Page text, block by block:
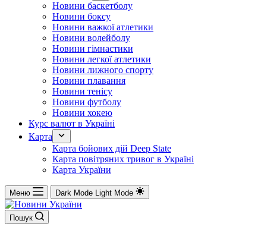
Новини баскетболу
Новини боксу
Новини важкої атлетики
Новини волейболу
Новини гімнастики
Новини легкої атлетики
Новини лижного спорту
Новини плавання
Новини тенісу
Новини футболу
Новини хокею
Курс валют в Україні
Карта
Карта бойових дій Deep State
Карта повітряних тривог в Україні
Карта України
Меню Dark Mode Light Mode
Пошук